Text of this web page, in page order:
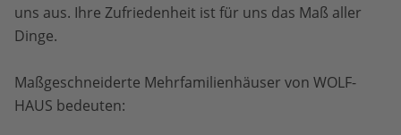
uns aus. Ihre Zufriedenheit ist für uns das Maß aller
Dinge.
Maßgeschneiderte Mehrfamilienhäuser von WOLF-
HAUS bedeuten: